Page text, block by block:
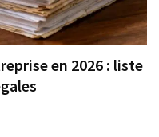
en 2026 : liste